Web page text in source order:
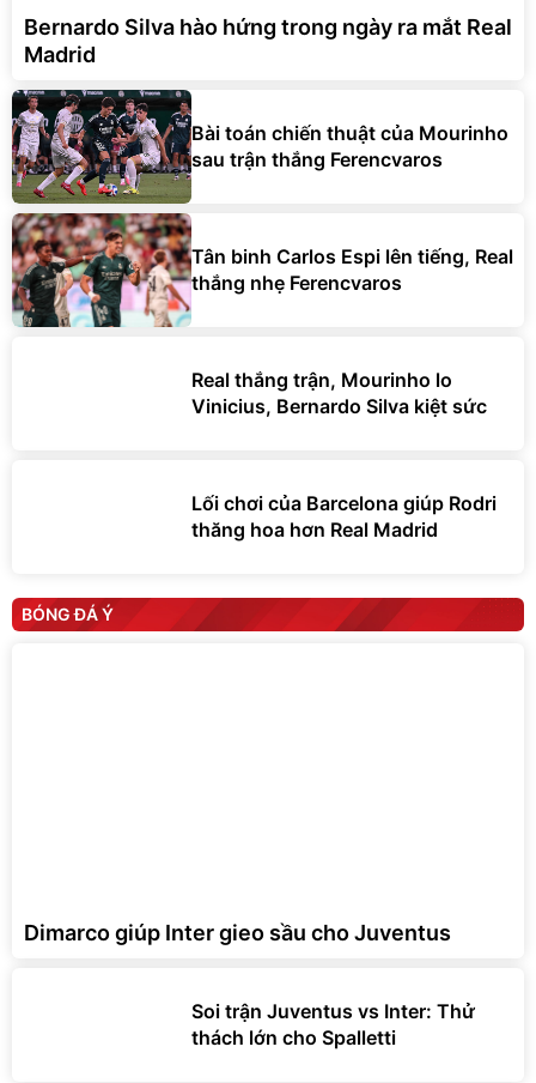
Bernardo Silva hào hứng trong ngày ra mắt Real
Madrid
Bài toán chiến thuật của Mourinho
sau trận thắng Ferencvaros
Tân binh Carlos Espi lên tiếng, Real
thắng nhẹ Ferencvaros
Real thắng trận, Mourinho lo
Vinicius, Bernardo Silva kiệt sức
Lối chơi của Barcelona giúp Rodri
thăng hoa hơn Real Madrid
BÓNG ĐÁ Ý
Dimarco giúp Inter gieo sầu cho Juventus
Soi trận Juventus vs Inter: Thử
thách lớn cho Spalletti